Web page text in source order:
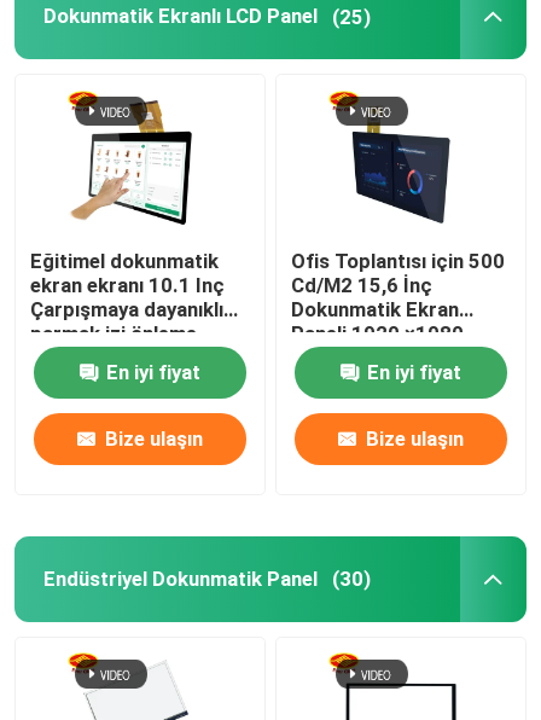
Dokunmatik Ekranlı LCD Panel (25)
Eğitimel dokunmatik
ekran ekranı 10.1 Inç
Çarpışmaya dayanıklı
parmak izi önleme
En iyi fiyat
Bize ulaşın
Ofis Toplantısı için 500
Cd/M2 15,6 İnç
Dokunmatik Ekran
Paneli 1920 ×1080
En iyi fiyat
Bize ulaşın
Endüstriyel Dokunmatik Panel (30)